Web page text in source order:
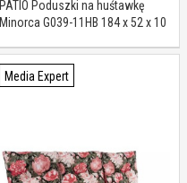
PATIO Poduszki na huśtawkę
Minorca G039-11HB 184 x 52 x 10
Media Expert